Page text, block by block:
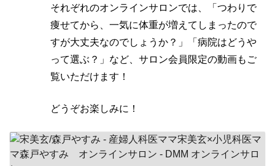
それぞれのオンラインサロンでは、「つわりで
痩せてから、一気に体重が増えてしまったので
すが大丈夫なのでしょうか？」「病院はどうや
って選ぶ？」など、サロン会員限定の動画もご
覧いただけます！
どうぞお楽しみに！